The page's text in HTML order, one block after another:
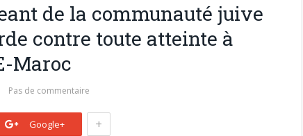
de la communauté juive
contre toute atteinte à
Maroc
Pas de commentaire
Google+ +